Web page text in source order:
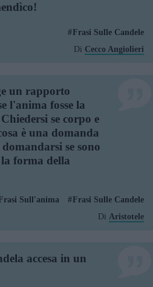
Frasi Sulle Candele
Di Cecco Angiolieri
un rapporto
l'anima fosse la
se corpo e
è una domanda
se sono
la forma della
Sull'anima
Frasi Sulle Candele
Di Aristotele
accesa in un